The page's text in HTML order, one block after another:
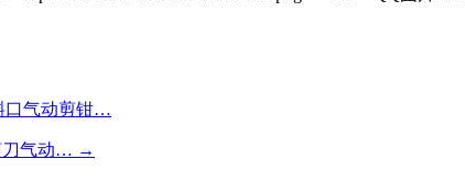
口气动剪钳…
刀气动… →